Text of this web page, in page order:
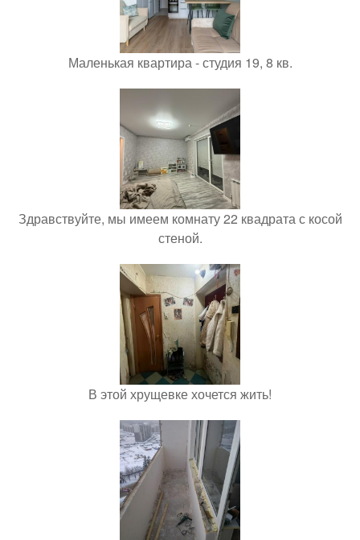
Маленькая квартира - студия 19, 8 кв.
Здравствуйте, мы имеем комнату 22 квадрата с косой
стеной.
В этой хрущевке хочется жить!